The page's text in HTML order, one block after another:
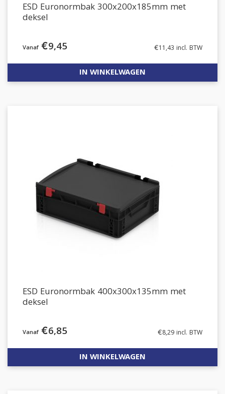
ESD Euronormbak 300x200x185mm met
deksel
€9,45 €11,43 incl. BTW
IN WINKELWAGEN
ESD Euronormbak 400x300x135mm met
deksel
€6,85 €8,29 incl. BTW
IN WINKELWAGEN